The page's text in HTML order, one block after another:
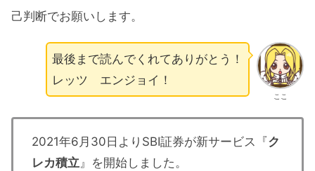
己判断でお願いします。
ここ
最後まで読んでくれてありがとう！
レッツ エンジョイ！
2021年6月30日よりSBI証券が新サービス『ク
レカ積立』を開始しました。